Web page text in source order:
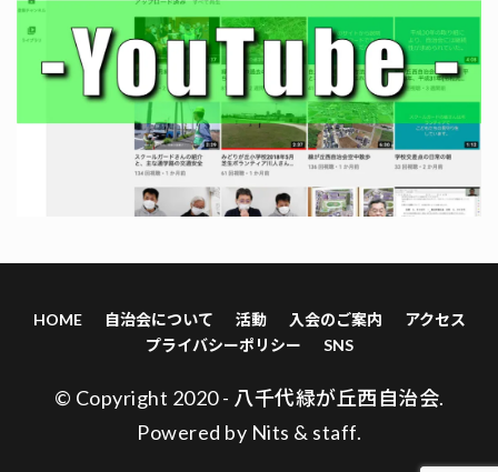
HOME 自治会について 活動 入会のご案内
アクセス
プライバシーポリシー
SNS
© Copyright 2020 - 八千代緑が丘西自治会.
Powered by Nits & staff.